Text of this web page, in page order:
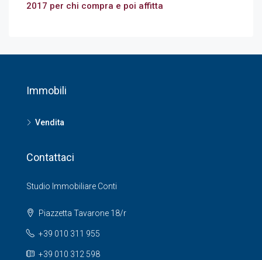
2017 per chi compra e poi affitta
Immobili
Vendita
Contattaci
Studio Immobiliare Conti
Piazzetta Tavarone 18/r
+39 010 311 955
+39 010 312 598